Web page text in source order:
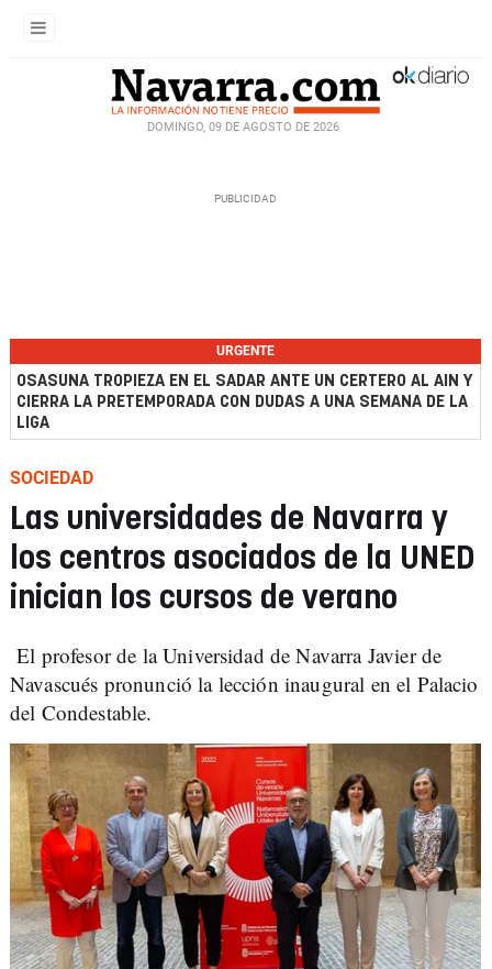
DOMINGO, 09 DE AGOSTO DE 2026
URGENTE
OSASUNA TROPIEZA EN EL SADAR ANTE UN CERTERO AL AIN Y
CIERRA LA PRETEMPORADA CON DUDAS A UNA SEMANA DE LA
LIGA
SOCIEDAD
Las universidades de Navarra y
los centros asociados de la UNED
inician los cursos de verano
El profesor de la Universidad de Navarra Javier de
Navascués pronunció la lección inaugural en el Palacio
del Condestable.